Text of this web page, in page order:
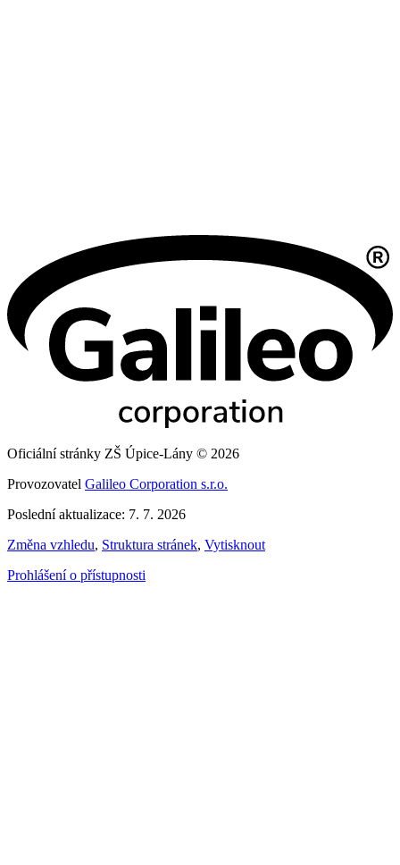
Oficiální stránky ZŠ Úpice-Lány © 2026
Provozovatel Galileo Corporation s.r.o.
Poslední aktualizace: 7. 7. 2026
Změna vzhledu, Struktura stránek, Vytisknout
Prohlášení o přístupnosti